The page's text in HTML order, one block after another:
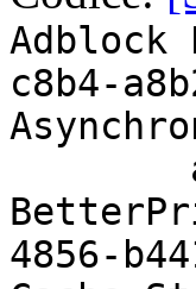
Adblock
c8b4-
4856-